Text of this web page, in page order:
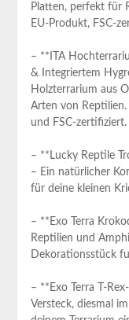
Platten,‍ perfekt für
EU-Produkt, FSC-
– **ITA
& Integriertem
⁣Holzterrarium ⁢aus
Arten ⁢von
und FSC-zertifiziert.
– **Lucky Reptile
– Ein natürlicher
für deine kleinen
– **Exo Terra
Reptilien und
Dekorationsstück
– **Exo ⁤Terra⁣ T-
Versteck,‍ diesmal